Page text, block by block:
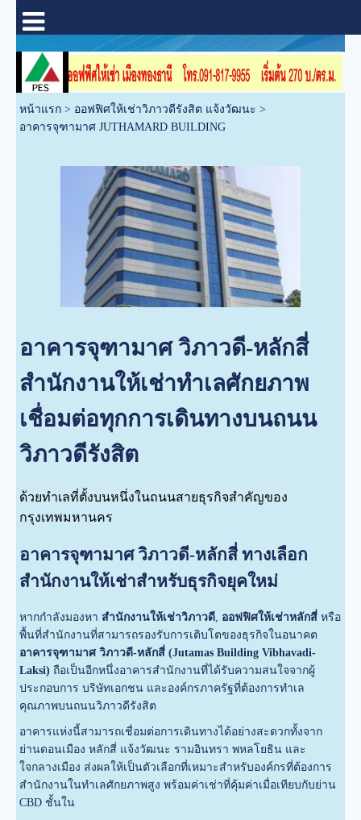
หน้าแรก > ออฟฟิศให้เช่าวิภาวดีรังสิต แจ้งวัฒนะ >
อาคารจุฑามาศ JUTHAMARD BUILDING
อาคารจุฑามาศ วิภาวดี-หลักสี่
สำนักงานให้เช่าทำเลศักยภาพ
เชื่อมต่อทุกการเดินทางบนถนน
วิภาวดีรังสิต
ด้วยทำเลที่ตั้งบนหนึ่งในถนนสายธุรกิจสำคัญของ
กรุงเทพมหานคร
อาคารจุฑามาศ วิภาวดี-หลักสี่ ทางเลือก
สำนักงานให้เช่าสำหรับธุรกิจยุคใหม่
หากกำลังมองหา สำนักงานให้เช่าวิภาวดี, ออฟฟิศให้เช่าหลักสี่ หรือ
พื้นที่สำนักงานที่สามารถรองรับการเติบโตของธุรกิจในอนาคต
อาคารจุฑามาศ วิภาวดี-หลักสี่ (Jutamas Building Vibhavadi-
Laksi) ถือเป็นอีกหนึ่งอาคารสำนักงานที่ได้รับความสนใจจากผู้
ประกอบการ บริษัทเอกชน และองค์กรภาครัฐที่ต้องการทำเล
คุณภาพบนถนนวิภาวดีรังสิต
อาคารแห่งนี้สามารถเชื่อมต่อการเดินทางได้อย่างสะดวกทั้งจาก
ย่านดอนเมือง หลักสี่ แจ้งวัฒนะ รามอินทรา พหลโยธิน และ
ใจกลางเมือง ส่งผลให้เป็นตัวเลือกที่เหมาะสำหรับองค์กรที่ต้องการ
สำนักงานในทำเลศักยภาพสูง พร้อมค่าเช่าที่คุ้มค่าเมื่อเทียบกับย่าน
CBD ชั้นใน